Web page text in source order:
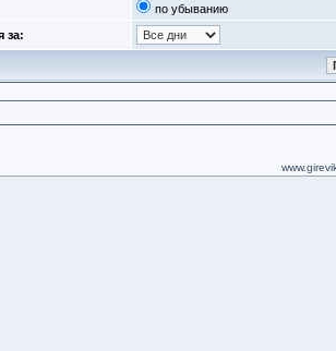
по убыванию
за: